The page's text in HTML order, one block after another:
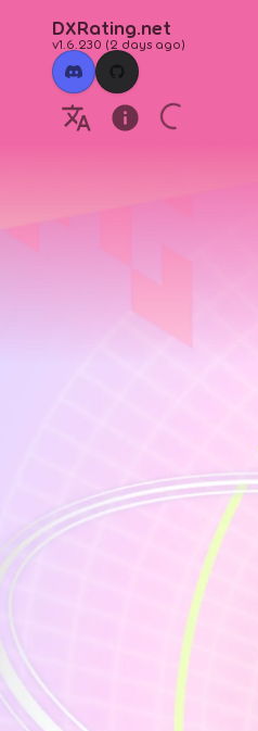
DXRating.net
v1.6.230 (2 days ago)